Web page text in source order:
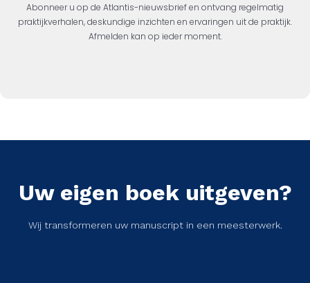
Abonneer u op de Atlantis-nieuwsbrief en ontvang regelmatig
praktijkverhalen, deskundige inzichten en ervaringen uit de praktijk.
Afmelden kan op ieder moment.
Uw eigen boek uitgeven?
Wij transformeren uw manuscript in een meesterwerk.